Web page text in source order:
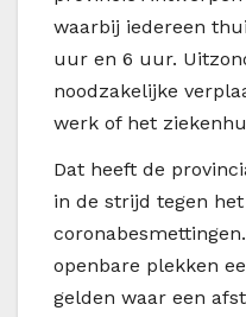
waarbij iedereen
uur en 6 uur.
noodzakelijke
werk of het
Dat heeft de
in de strijd tegen
openbare plekken
gelden waar een